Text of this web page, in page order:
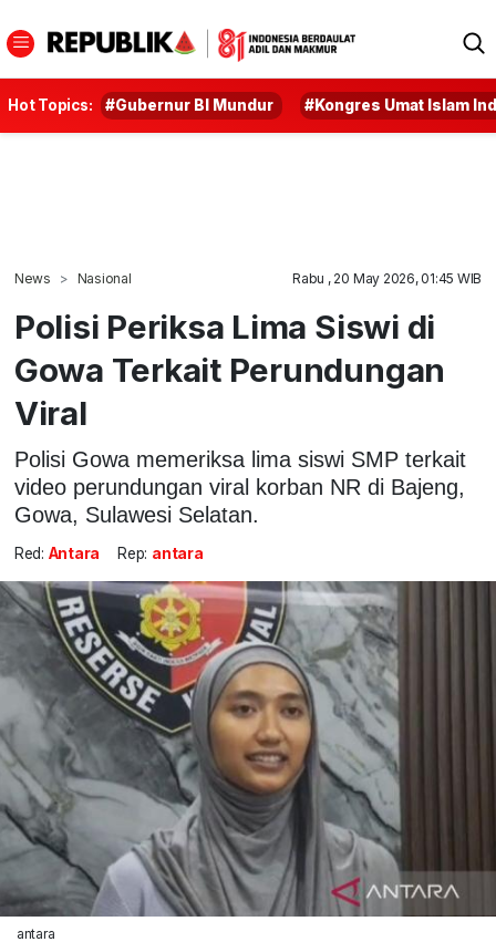
Hot Topics: #Gubernur BI Mundur #Kongres Umat Islam
News Nasional Rabu , 20 May 2026, 01:45 WIB
Polisi Periksa Lima Siswi di
Gowa Terkait Perundungan
Viral
Polisi Gowa memeriksa lima siswi SMP terkait
video perundungan viral korban NR di Bajeng,
Gowa, Sulawesi Selatan.
Red: Antara Rep: antara
antara